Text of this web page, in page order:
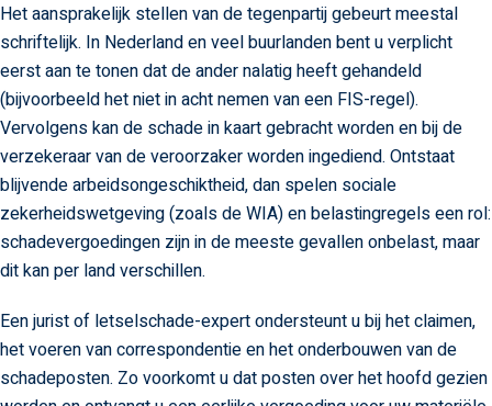
Het aansprakelijk stellen van de tegenpartij gebeurt meestal
schriftelijk. In Nederland en veel buurlanden bent u verplicht
eerst aan te tonen dat de ander nalatig heeft gehandeld
(bijvoorbeeld het niet in acht nemen van een FIS-regel).
Vervolgens kan de schade in kaart gebracht worden en bij de
verzekeraar van de veroorzaker worden ingediend. Ontstaat
blijvende arbeidsongeschiktheid, dan spelen sociale
zekerheidswetgeving (zoals de WIA) en belastingregels een rol:
schadevergoedingen zijn in de meeste gevallen onbelast, maar
dit kan per land verschillen.
Een jurist of letselschade-expert ondersteunt u bij het claimen,
het voeren van correspondentie en het onderbouwen van de
schadeposten. Zo voorkomt u dat posten over het hoofd gezien